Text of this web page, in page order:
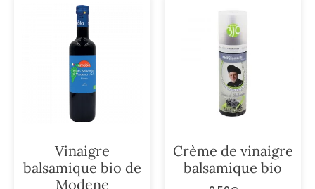
Vinaigre
balsamique bio de
Modene
Crème de vinaigre
balsamique bio